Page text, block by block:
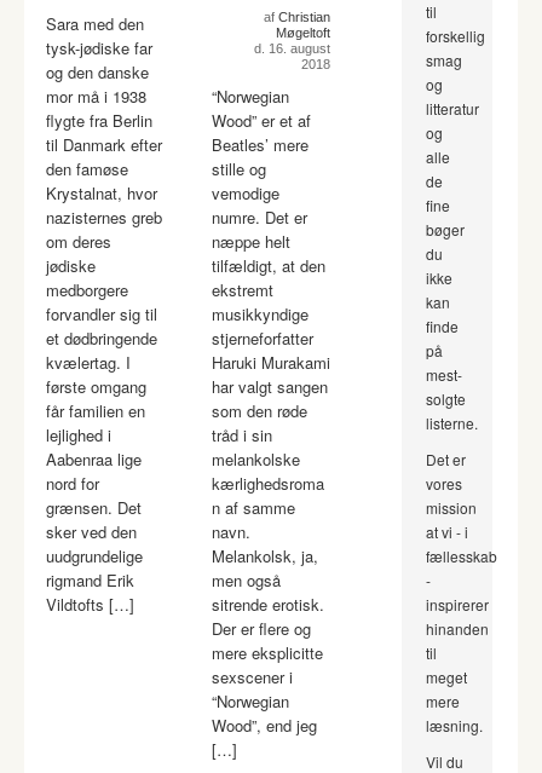
Sara med den
tysk-jødiske far
og den danske
mor må i 1938
flygte fra Berlin
til Danmark efter
den famøse
Krystalnat, hvor
nazisternes greb
om deres
jødiske
medborgere
forvandler sig til
et dødbringende
kvælertag. I
første omgang
får familien en
lejlighed i
Aabenraa lige
nord for
grænsen. Det
sker ved den
uudgrundelige
rigmand Erik
Vildtofts […]
af Christian
Møgeltoft
d. 16. august
2018
“Norwegian
Wood” er et af
Beatles’ mere
stille og
vemodige
numre. Det er
næppe helt
tilfældigt, at den
ekstremt
musikkyndige
stjerneforfatter
Haruki Murakami
har valgt sangen
som den røde
tråd i sin
melankolske
kærlighedsroma
n af samme
navn.
Melankolsk, ja,
men også
sitrende erotisk.
Der er flere og
mere eksplicitte
sexscener i
“Norwegian
Wood”, end jeg
[…]
til
forskellig
smag
og
litteratur
og
alle
de
fine
bøger
du
ikke
kan
finde
på
mest-
solgte
listerne.
Det er
vores
mission
at vi - i
fællesskab
-
inspirerer
hinanden
til
meget
mere
læsning.
Vil du